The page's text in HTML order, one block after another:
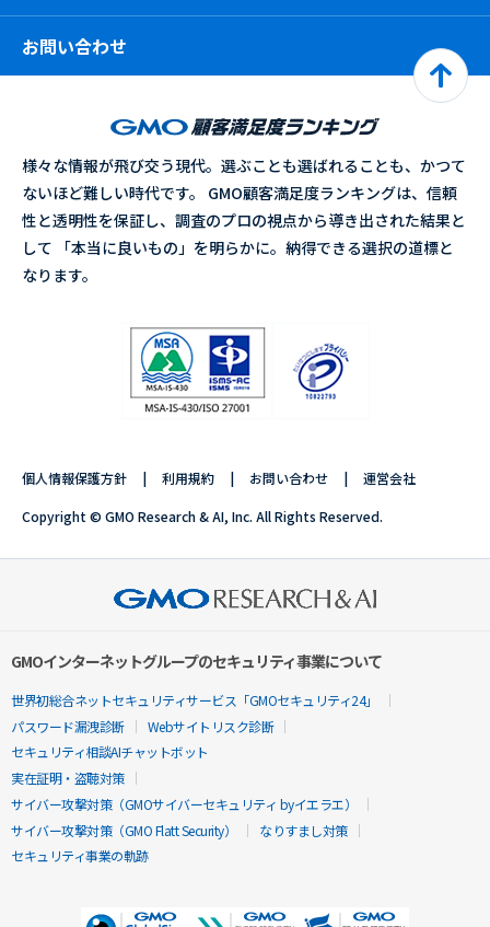
お問い合わせ
様々な情報が飛び交う現代。選ぶことも選ばれることも、かつて
ないほど難しい時代です。 GMO顧客満足度ランキングは、信頼
性と透明性を保証し、調査のプロの視点から導き出された結果と
して 「本当に良いもの」を明らかに。納得できる選択の道標と
なります。
個人情報保護方針 利用規約 お問い合わせ 運営会社
Copyright © GMO Research & AI, Inc. All Rights Reserved.
GMOインターネットグループのセキュリティ事業について
世界初総合ネットセキュリティサービス「GMOセキュリティ24」
パスワード漏洩診断
Webサイトリスク診断
セキュリティ相談AIチャットボット
実在証明・盗聴対策
サイバー攻撃対策（GMOサイバーセキュリティ byイエラエ）
サイバー攻撃対策（GMO Flatt Security）
なりすまし対策
セキュリティ事業の軌跡